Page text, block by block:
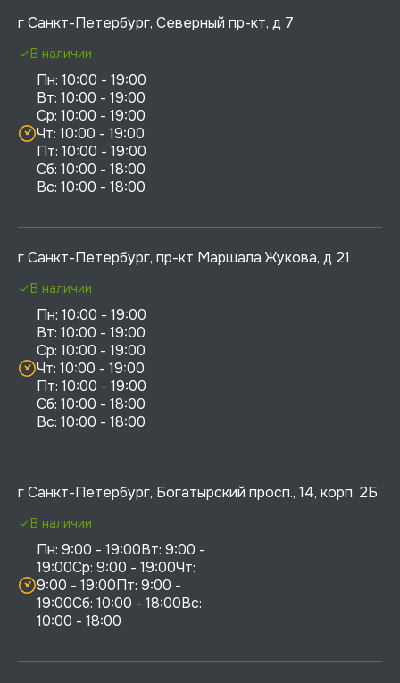
г Санкт-Петербург, Северный пр-кт, д 7
Пн: 10:00 - 19:00
Вт: 10:00 - 19:00
Ср: 10:00 - 19:00
Чт: 10:00 - 19:00
Пт: 10:00 - 19:00
Сб: 10:00 - 18:00
В наличии
г Санкт-Петербург, пр-кт Маршала Жукова, д 21
Пн: 10:00 - 19:00
Вт: 10:00 - 19:00
Ср: 10:00 - 19:00
Чт: 10:00 - 19:00
Пт: 10:00 - 19:00
Сб: 10:00 - 18:00
В наличии
г Санкт-Петербург, Богатырский просп., 14, корп. 2Б
Пн: 9:00 - 19:00Вт: 9:00 -
19:00Ср: 9:00 - 19:00Чт:
9:00 - 19:00Пт: 9:00 -
19:00Сб: 10:00 - 18:00Вс:
10:00 - 18:00
В наличии